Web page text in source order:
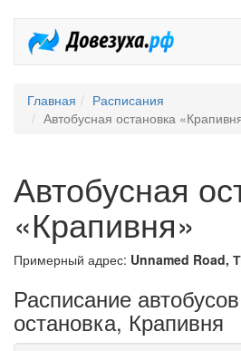
Главная
Расписания
Автобусная остановка
Автобусная
«Крапивня»
Примерный адрес: Unnamed Road,
Расписание
остановка, Крапивня